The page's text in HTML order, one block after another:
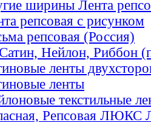
ширины Лента
репсовая с рисунком
репсовая (Россия)
Нейлон, Риббон
ленты
ленты
текстильные
Репсовая ЛЮКС